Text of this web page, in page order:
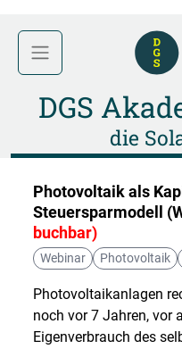
DGS
die
Photovoltaik als
Steuersparmodell
buchbar)
Webinar Photovoltaik
Photovoltaikanlagen
noch vor 7 Jahren, vor
Eigenverbrauch des